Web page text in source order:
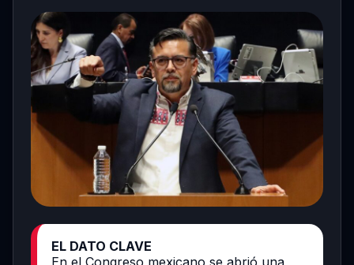
EL DATO CLAVE
En el Congreso mexicano se abrió una